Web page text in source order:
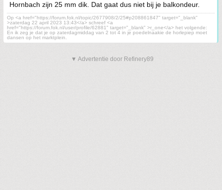
Hornbach zijn 25 mm dik. Dat gaat dus niet bij je balkondeur.
Op <a href="https://forum.fok.nl/topic/2677908/2/25#p208861847" target="_blank"
>zaterdag 22 april 2023 13:43</a> schreef <a
href="https://forum.fok.nl/user/profile/62881" target="_blank" >r_one</a> het volgende:
En ik zeg je dat je op zaterdagmiddag van 2 tot 4 in je poedelnaakie de horlepiep moet
dansen op het marktplein.
▼ Advertentie door Refinery89